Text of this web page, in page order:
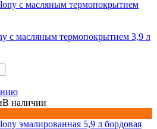
с масляным термопокрытием 3,9 л
В наличии